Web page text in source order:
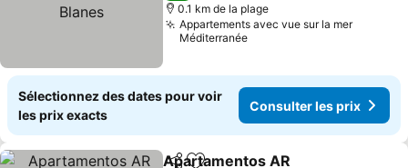
0.1 km de la plage
Appartements avec vue sur la mer
Méditerranée
Sélectionnez des dates pour voir
les prix exacts
Consulter les prix
Apartamentos AR